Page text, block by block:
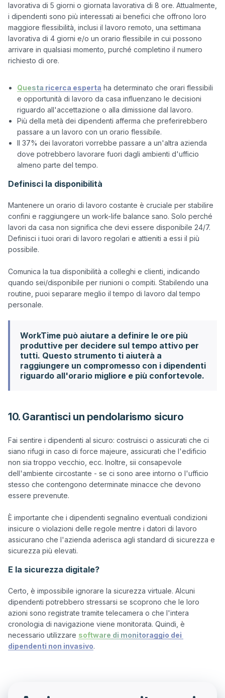
lavorativa di 5 giorni o giornata lavorativa di 8 ore. Attualmente,
i dipendenti sono più interessati ai benefici che offrono loro
maggiore flessibilità, inclusi il lavoro remoto, una settimana
lavorativa di 4 giorni e/o un orario flessibile in cui possono
arrivare in qualsiasi momento, purché completino il numero
richiesto di ore.
Questa ricerca esperta ha determinato che orari flessibili
e opportunità di lavoro da casa influenzano le decisioni
riguardo all'accettazione o alla dimissione dal lavoro.
Più della metà dei dipendenti afferma che preferirebbero
passare a un lavoro con un orario flessibile.
Il 37% dei lavoratori vorrebbe passare a un'altra azienda
dove potrebbero lavorare fuori dagli ambienti d'ufficio
almeno parte del tempo.
Definisci la disponibilità
Mantenere un orario di lavoro costante è cruciale per stabilire
confini e raggiungere un work-life balance sano. Solo perché
lavori da casa non significa che devi essere disponibile 24/7.
Definisci i tuoi orari di lavoro regolari e attieniti a essi il più
possibile.
Comunica la tua disponibilità a colleghi e clienti, indicando
quando sei/disponibile per riunioni o compiti. Stabilendo una
routine, puoi separare meglio il tempo di lavoro dal tempo
WorkTime può aiutare a definire le ore più
produttive per decidere sul tempo attivo per
tutti. Questo strumento ti aiuterà a
raggiungere un compromesso con i dipendenti
riguardo all'orario migliore e più confortevole.
10. Garantisci un pendolarismo sicuro
Fai sentire i dipendenti al sicuro: costruisci o assicurati che ci
siano rifugi in caso di force majeure, assicurati che l'edificio
non sia troppo vecchio, ecc. Inoltre, sii consapevole
dell'ambiente circostante - se ci sono aree intorno o l'ufficio
stesso che contengono determinate minacce che devono
essere prevenute.
È importante che i dipendenti segnalino eventuali condizioni
insicure o violazioni delle regole mentre i datori di lavoro
assicurano che l'azienda aderisca agli standard di sicurezza e
E la sicurezza digitale?
Certo, è impossibile ignorare la sicurezza virtuale. Alcuni
dipendenti potrebbero stressarsi se scoprono che le loro
azioni sono registrate tramite telecamera o che l'intera
cronologia di navigazione viene monitorata. Quindi, è
necessario utilizzare software di monitoraggio dei
dipendenti non invasivo